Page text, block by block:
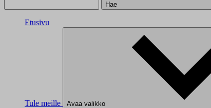
Hae
Etusivu
Tule meille Avaa valikko